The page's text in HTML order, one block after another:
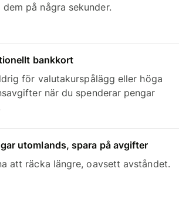
på några sekunder.
bankkort
för valutakurspålägg eller höga
när du spenderar pengar
utomlands, spara på avgifter
att räcka längre, oavsett avståndet.